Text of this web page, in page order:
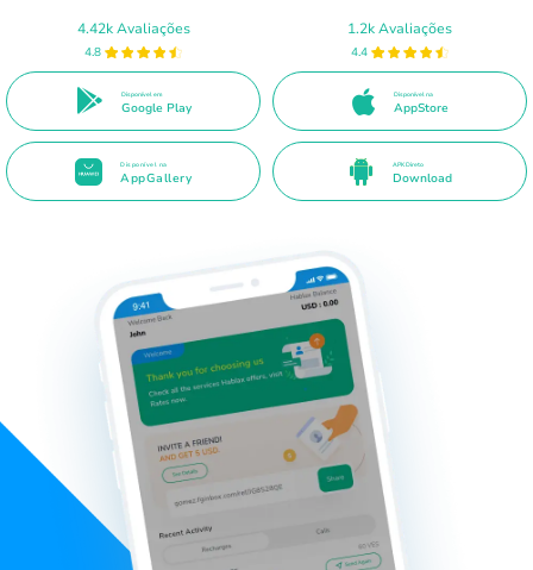
4.42k Avaliações
4.8
Disponível em
Google Play
1.2k Avaliações
4.4
Disponível na
AppStore
Disponível na
AppGallery
APK Direto
Download